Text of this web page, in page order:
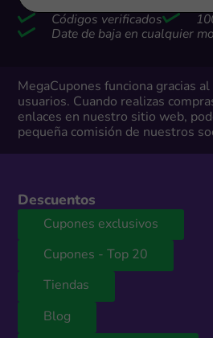
Códigos verificados
Date de baja en cualquier
MegaCupones funciona gracias
usuarios. Cuando realizas
enlaces en nuestro sitio web,
pequeña comisión de nuestros
Descuentos
Cupones exclusivos
Cupones - Top 20
Tiendas
Blog